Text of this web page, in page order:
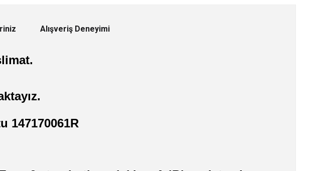
Alışveriş Deneyimi
147170061R